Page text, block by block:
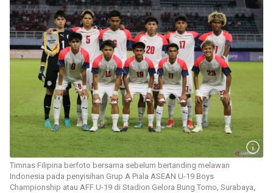
Timnas Filipina berfoto bersama sebelum bertanding melawan
Indonesia pada penyisihan Grup A Piala ASEAN U-19 Boys
Championship atau AFF U-19 di Stadion Gelora Bung Tomo, Surabaya,